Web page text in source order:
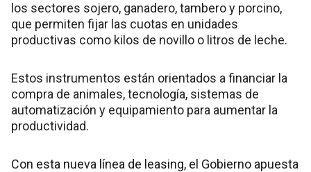
los sectores sojero, ganadero, tambero y porcino,
que permiten fijar las cuotas en unidades
productivas como kilos de novillo o litros de leche.
Estos instrumentos están orientados a financiar la
compra de animales, tecnología, sistemas de
automatización y equipamiento para aumentar la
productividad.
Con esta nueva línea de leasing, el Gobierno apuesta